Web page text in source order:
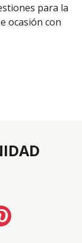
para la
ocasión con